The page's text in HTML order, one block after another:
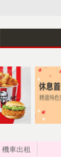
機車出租